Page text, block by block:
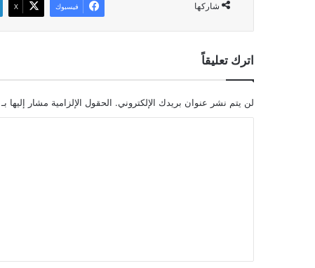
شاركها فيسبوك ‫X
اترك تعليقاً
لن يتم نشر عنوان بريدك الإلكتروني. الحقول الإلزامية مشار إليها بـ